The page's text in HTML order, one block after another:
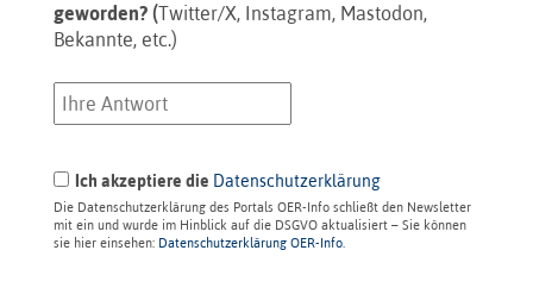
geworden? (Twitter/X, Instagram, Mastodon,
Bekannte, etc.)
Ich akzeptiere die Datenschutzerklärung
Die Datenschutzerklärung des Portals OER-Info schließt den Newsletter
mit ein und wurde im Hinblick auf die DSGVO aktualisiert – Sie können
sie hier einsehen: Datenschutzerklärung OER-Info